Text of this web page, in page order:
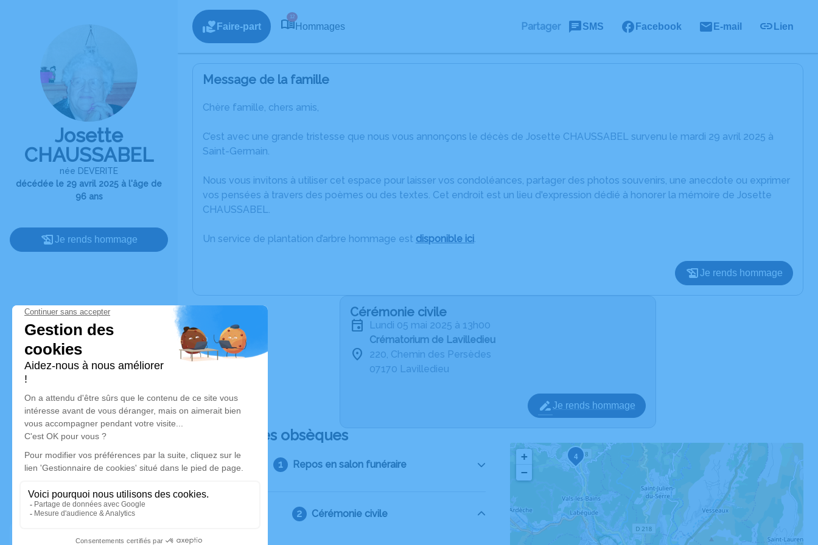
Josette
CHAUSSABEL
née DEVERITE
décédée le 29 avril 2025 à l'âge de
96 ans
Je rends hommage
Faire-part
12
Hommages Partager SMS Facebook E-mail Lien
Message de la famille
Chère famille, chers amis,
C’est avec une grande tristesse que nous vous annonçons le décès de Josette CHAUSSABEL survenu le mardi 29 avril 2025 à
Saint-Germain.
Nous vous invitons à utiliser cet espace pour laisser vos condoléances, partager des photos souvenirs, une anecdote ou exprimer
vos pensées à travers des poèmes ou des textes. Cet endroit est un lieu d'expression dédié à honorer la mémoire de Josette
CHAUSSABEL.
Un service de plantation d’arbre hommage est disponible ici.
Je rends hommage
Cérémonie civile
lundi 05 mai 2025 à 13h00
Crématorium de Lavilledieu
220, Chemin des Persèdes
07170 Lavilledieu
Je rends hommage
Déroulé des obsèques
Repos en salon funéraire
Cérémonie civile
4
+
−